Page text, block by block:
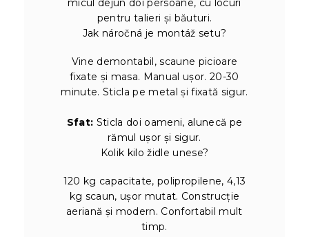
micul dejun doi persoane, cu locuri
pentru talieri și băuturi.
Jak náročná je montáž setu?
Vine demontabil, scaune picioare
fixate și masa. Manual ușor. 20-30
minute. Sticla pe metal și fixată sigur.
Sfat: Sticla doi oameni, alunecă pe
rămul ușor și sigur.
Kolik kilo židle unese?
120 kg capacitate, polipropilene, 4,13
kg scaun, ușor mutat. Construcție
aeriană și modern. Confortabil mult
timp.